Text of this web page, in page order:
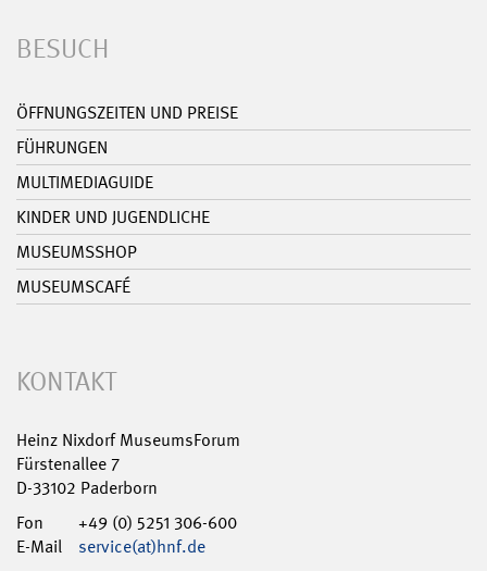
BESUCH
ÖFFNUNGSZEITEN UND PREISE
FÜHRUNGEN
MULTIMEDIAGUIDE
KINDER UND JUGENDLICHE
MUSEUMSSHOP
MUSEUMSCAFÉ
KONTAKT
Heinz Nixdorf MuseumsForum
Fürstenallee 7
D-33102 Paderborn
Fon
+49 (0) 5251 306-600
E-Mail
service(at)hnf.de